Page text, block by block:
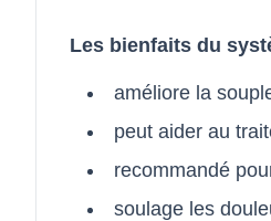
Les bienfaits du
améliore la
peut aider au
recommandé
soulage les